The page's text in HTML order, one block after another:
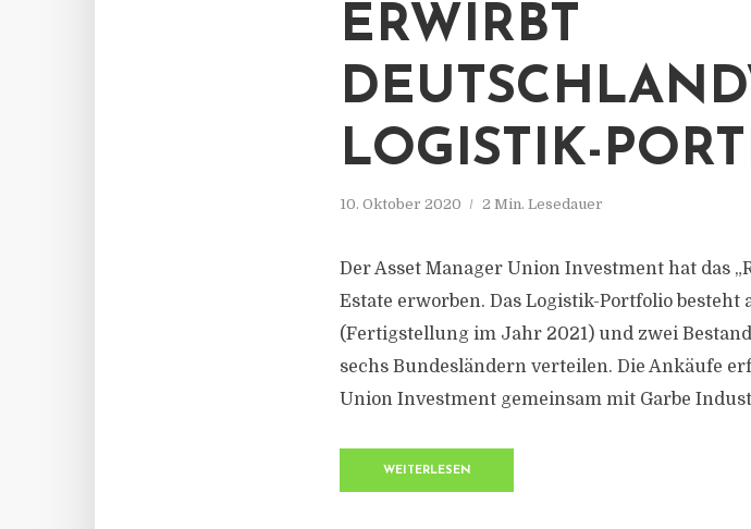
ERWIRBT
LOGISTIK-
10. Oktober 2020 2 Min. Lesedauer
Der Asset Manager Union Investment hat das
Estate erworben. Das Logistik-Portfolio
(Fertigstellung im Jahr 2021) und zwei
sechs Bundesländern verteilen. Die Ankäufe
Union Investment gemeinsam mit Garbe
WEITERLESEN